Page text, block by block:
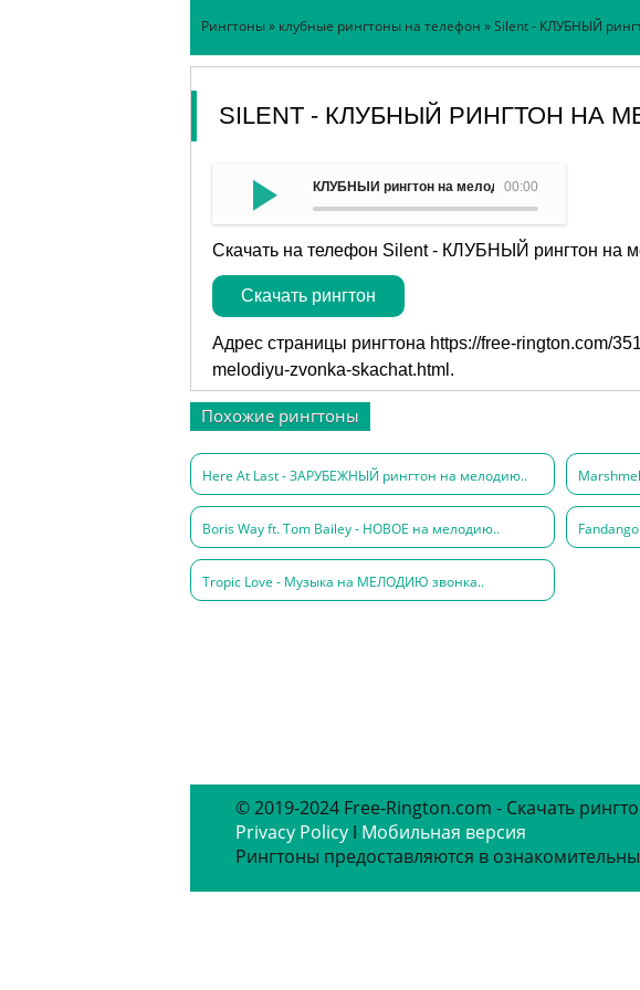
Рингтоны» клубные рингтоны на телефон » Silent - КЛУБНЫЙ
SILENT - КЛУБНЫЙ РИНГТОН НА
00:00
КЛУБНЫЙ рингтон на мелодию звонка - Silent
Скачать на телефон Silent - КЛУБНЫЙ рингтон на
Скачать рингтон
Адрес страницы рингтона https://free-rington.com/
melodiyu-zvonka-skachat.html .
Похожие рингтоны
Here At Last - ЗАРУБЕЖНЫЙ рингтон на мелодию..
Boris Way ft. Tom Bailey - НОВОЕ на мелодию..
Tropic Love - Музыка на МЕЛОДИЮ звонка..
© 2019-2024 Free-Rington.com - Скачать
Privacy Policy ǀ Мобильная версия
Рингтоны предоставляются в